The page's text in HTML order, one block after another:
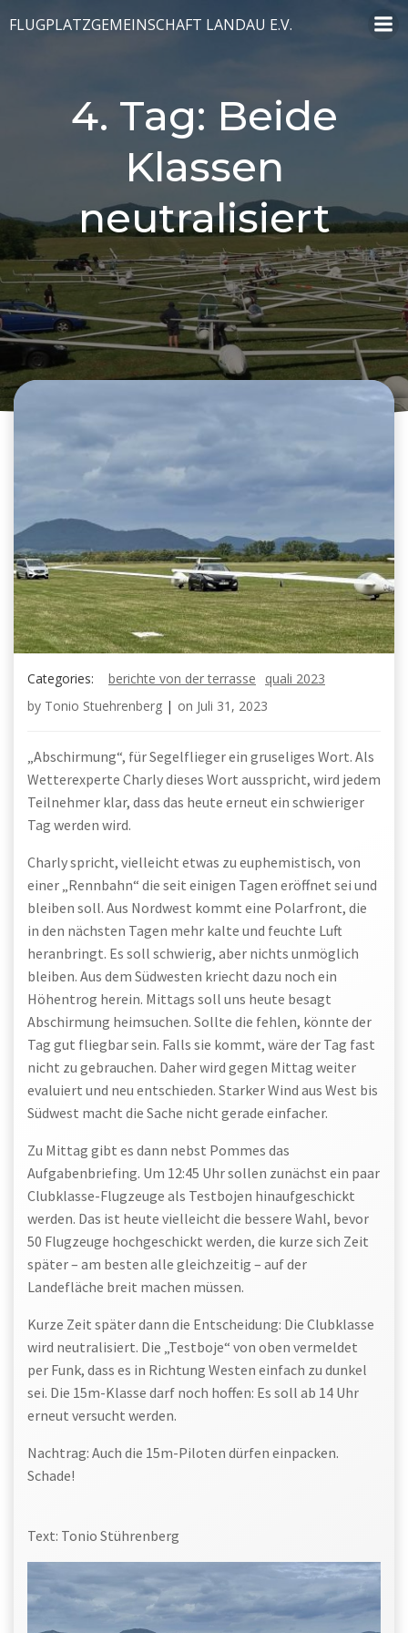
Inhalt
FLUGPLATZGEMEINSCHAFT LANDAU E.V.
4. Tag: Beide
Klassen
neutralisiert
Categories: berichte von der terrasse
quali 2023
by Tonio Stuehrenberg | on Juli 31, 2023
„Abschirmung“, für Segelflieger ein gruseliges Wort. Als
Wetterexperte Charly dieses Wort ausspricht, wird jedem
Teilnehmer klar, dass das heute erneut ein schwieriger
Tag werden wird.
Charly spricht, vielleicht etwas zu euphemistisch, von
einer „Rennbahn“ die seit einigen Tagen eröffnet sei und
bleiben soll. Aus Nordwest kommt eine Polarfront, die
in den nächsten Tagen mehr kalte und feuchte Luft
heranbringt. Es soll schwierig, aber nichts unmöglich
bleiben. Aus dem Südwesten kriecht dazu noch ein
Höhentrog herein. Mittags soll uns heute besagt
Abschirmung heimsuchen. Sollte die fehlen, könnte der
Tag gut fliegbar sein. Falls sie kommt, wäre der Tag fast
nicht zu gebrauchen. Daher wird gegen Mittag weiter
evaluiert und neu entschieden. Starker Wind aus West bis
Südwest macht die Sache nicht gerade einfacher.
Zu Mittag gibt es dann nebst Pommes das
Aufgabenbriefing. Um 12:45 Uhr sollen zunächst ein paar
Clubklasse-Flugzeuge als Testbojen hinaufgeschickt
werden. Das ist heute vielleicht die bessere Wahl, bevor
50 Flugzeuge hochgeschickt werden, die kurze sich Zeit
später – am besten alle gleichzeitig – auf der
Landefläche breit machen müssen.
Kurze Zeit später dann die Entscheidung: Die Clubklasse
wird neutralisiert. Die „Testboje“ von oben vermeldet
per Funk, dass es in Richtung Westen einfach zu dunkel
sei. Die 15m-Klasse darf noch hoffen: Es soll ab 14 Uhr
erneut versucht werden.
Nachtrag: Auch die 15m-Piloten dürfen einpacken.
Schade!
Text: Tonio Stührenberg